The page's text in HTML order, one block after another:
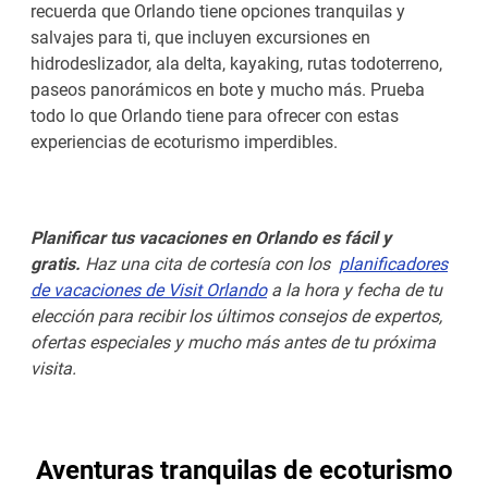
recuerda que Orlando tiene opciones tranquilas y
salvajes para ti, que incluyen excursiones en
hidrodeslizador, ala delta, kayaking, rutas todoterreno,
paseos panorámicos en bote y mucho más. Prueba
todo lo que Orlando tiene para ofrecer con estas
experiencias de ecoturismo imperdibles.
Planificar tus vacaciones en Orlando es fácil y
gratis. Haz una cita de cortesía con los planificadores
de vacaciones de Visit Orlando a la hora y fecha de tu
elección para recibir los últimos consejos de expertos,
ofertas especiales y mucho más antes de tu próxima
visita.
Aventuras tranquilas de ecoturismo